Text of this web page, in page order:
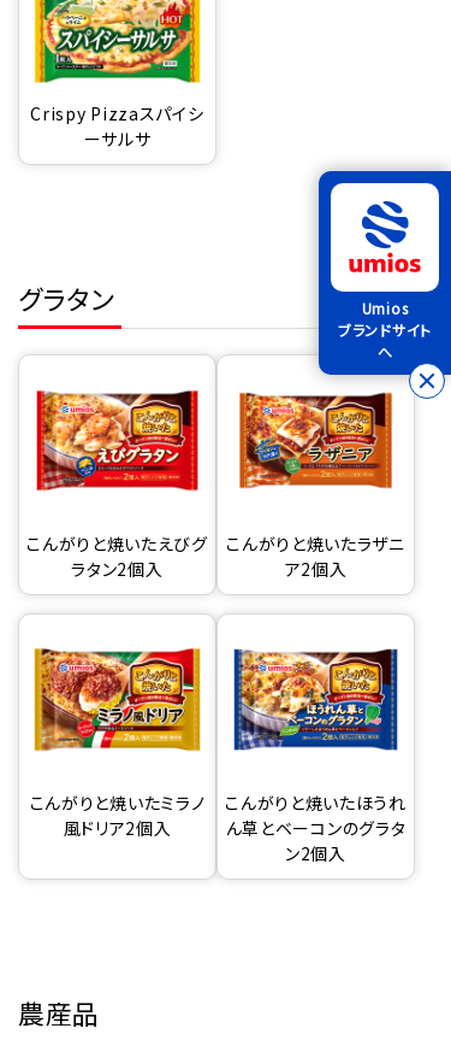
Crispy Pizzaスパイシ
ーサルサ
グラタン
こんがりと焼いたえびグ
ラタン2個入
こんがりと焼いたラザニ
ア2個入
こんがりと焼いたミラノ
風ドリア2個入
こんがりと焼いたほうれ
ん草とベーコンのグラタ
ン2個入
農産品
Umios
ブランドサイト
へ